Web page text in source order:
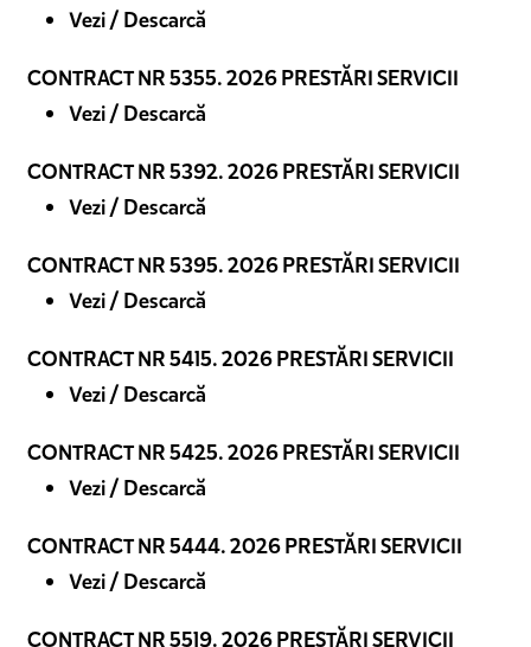
Vezi / Descarcă
CONTRACT NR 5355. 2026 PRESTĂRI SERVICII
Vezi / Descarcă
CONTRACT NR 5392. 2026 PRESTĂRI SERVICII
Vezi / Descarcă
CONTRACT NR 5395. 2026 PRESTĂRI SERVICII
Vezi / Descarcă
CONTRACT NR 5415. 2026 PRESTĂRI SERVICII
Vezi / Descarcă
CONTRACT NR 5425. 2026 PRESTĂRI SERVICII
Vezi / Descarcă
CONTRACT NR 5444. 2026 PRESTĂRI SERVICII
Vezi / Descarcă
CONTRACT NR 5519. 2026 PRESTĂRI SERVICII